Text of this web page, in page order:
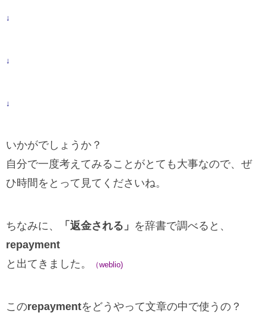
↓
↓
↓
いかがでしょうか？
自分で一度考えてみることがとても大事なので、ぜ
ひ時間をとって見てくださいね。
ちなみに、 「返金される」 を辞書で調べると、
repayment
と出てきました。
（weblio)
このrepaymentをどうやって文章の中で使うの？